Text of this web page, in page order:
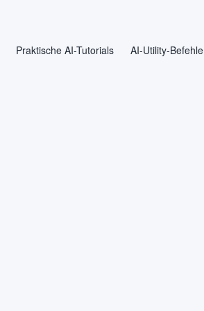
Praktische AI-Tutorials AI-Utility-Befehle